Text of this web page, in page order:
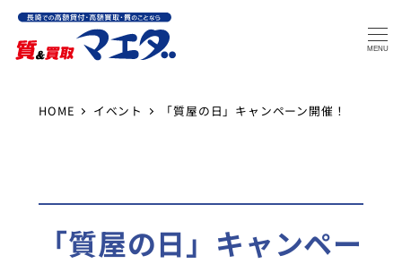
MENU
HOME イベント 「質屋の日」キャンペーン開催！
「質屋の日」キャンペー